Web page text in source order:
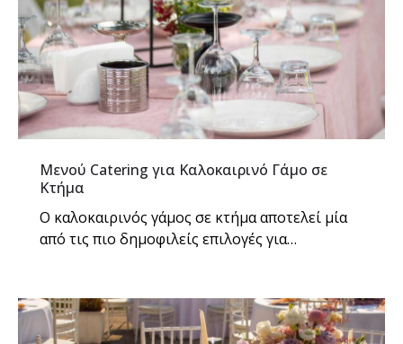
Μενού Catering για Καλοκαιρινό Γάμο σε
Κτήμα
Ο καλοκαιρινός γάμος σε κτήμα αποτελεί μία
από τις πιο δημοφιλείς επιλογές για…